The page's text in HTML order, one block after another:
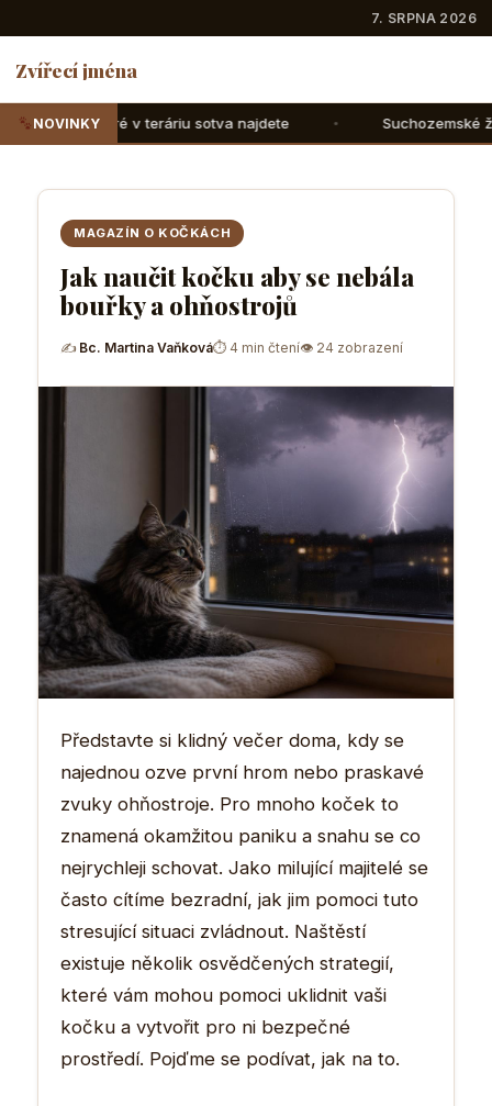
7. SRPNA 2026
Zvířecí jména
NOVINKY
sotva najdete Suchozemské želvy: Jak jim
MAGAZÍN O KOČKÁCH
Jak naučit kočku aby se nebála
bouřky a ohňostrojů
✍ Bc. Martina Vaňková⏱ 4 min čtení👁 24 zobrazení
Představte si klidný večer doma, kdy se
najednou ozve první hrom nebo praskavé
zvuky ohňostroje. Pro mnoho koček to
znamená okamžitou paniku a snahu se co
nejrychleji schovat. Jako milující majitelé se
často cítíme bezradní, jak jim pomoci tuto
stresující situaci zvládnout. Naštěstí
existuje několik osvědčených strategií,
které vám mohou pomoci uklidnit vaši
kočku a vytvořit pro ni bezpečné
prostředí. Pojďme se podívat, jak na to.